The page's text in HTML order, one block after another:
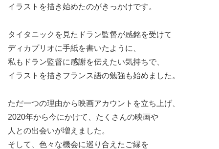
イラストを描き始めたのがきっかけです。
タイタニックを見たドラン監督が感銘を受けて
ディカプリオに手紙を書いたように、
私もドラン監督に感謝を伝えたい気持ちで、
イラストを描きフランス語の勉強も始めました。
ただ一つの理由から映画アカウントを立ち上げ、
2020年から今にかけて、たくさんの映画や
人との出会いが増えました。
そして、色々な機会に巡り合えたご縁を